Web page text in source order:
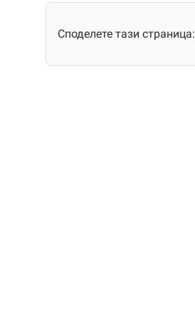
Споделете тази страница: